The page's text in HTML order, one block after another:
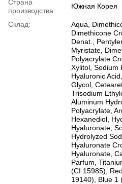
Страна
производства:
Южная Корея
Склад:
Aqua,
Dimethicone
Denat.,
Myristate,
Polyacrylate
Xylitol, Sodium
Hyaluronic
Glycol,
Trisodium
Aluminum
Polyacrylate,
Hexanediol,
Hyaluronate,
Hydrolyzed
Hyaluronate
Hyaluronate,
Parfum,
(CI 15985),
19140), Blue 1